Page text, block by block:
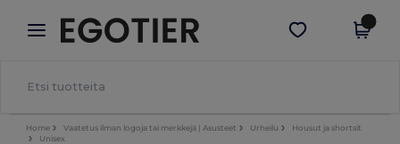
× Egotier-sovellus
Paremmat hinnat appissa!
Hae sovellus
Home Vaatetus ilman logoja tai merkkejä | Asusteet Urheilu
Housut ja shortsit
Unisex